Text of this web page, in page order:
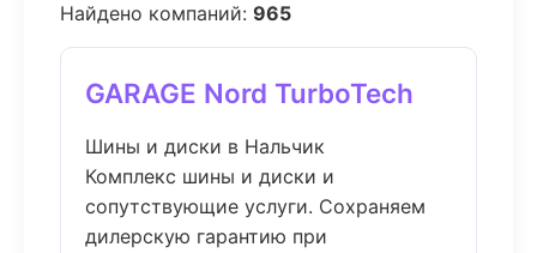
Найдено компаний: 965
GARAGE Nord TurboTech
Шины и диски в Нальчик
Комплекс шины и диски и
сопутствующие услуги. Сохраняем
дилерскую гарантию при